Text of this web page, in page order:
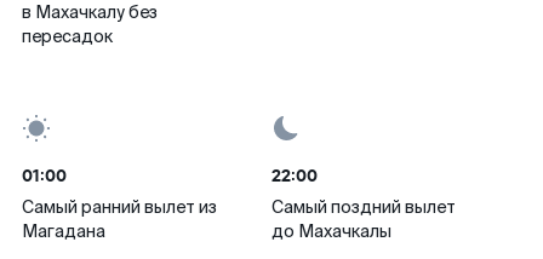
в Махачкалу без
пересадок
01:00
Самый ранний вылет из
Магадана
22:00
Самый поздний вылет
до Махачкалы